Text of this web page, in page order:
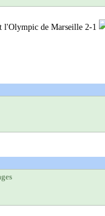
l'Olympic de Marseille 2-1